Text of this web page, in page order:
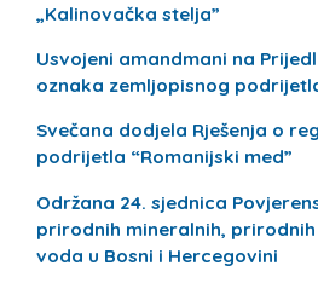
„Kalinovačka stelja”
Usvojeni amandmani na
oznaka zemljopisnog
Svečana dodjela Rješenja o
podrijetla “Romanijski med”
Održana 24. sjednica
prirodnih mineralnih,
voda u Bosni i Hercegovini